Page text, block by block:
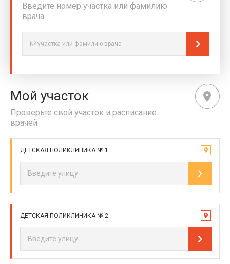
Введите номер участка или фамилию
врача
Мой участок
Проверьте свой участок и расписание
врачей
ДЕТСКАЯ ПОЛИКЛИНИКА № 1
ДЕТСКАЯ ПОЛИКЛИНИКА № 2